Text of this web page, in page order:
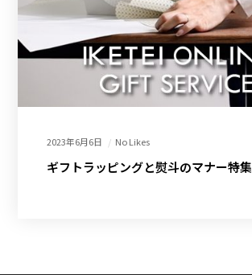
2023年6月6日 No Likes
ギフトラッピングと熨斗のマナー特集